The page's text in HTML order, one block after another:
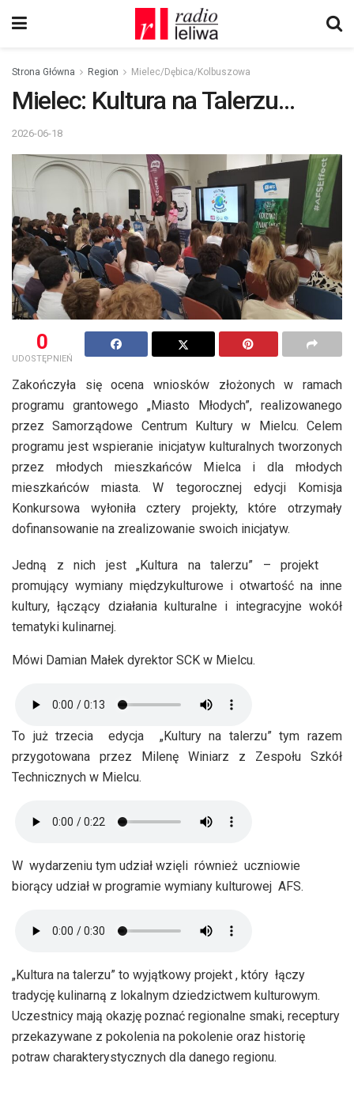
Strona Główna Region Mielec/Dębica/Kolbuszowa
Mielec: Kultura na Talerzu…
2026-06-18
0
UDOSTĘPNIEŃ
Zakończyła się ocena wniosków złożonych w ramach
programu grantowego „Miasto Młodych”, realizowanego
przez Samorządowe Centrum Kultury w Mielcu. Celem
programu jest wspieranie inicjatyw kulturalnych tworzonych
przez młodych mieszkańców Mielca i dla młodych
mieszkańców miasta. W tegorocznej edycji Komisja
Konkursowa wyłoniła cztery projekty, które otrzymały
dofinansowanie na zrealizowanie swoich inicjatyw.
Jedną z nich jest „Kultura na talerzu” – projekt
promujący wymiany międzykulturowe i otwartość na inne
kultury, łączący działania kulturalne i integracyjne wokół
tematyki kulinarnej.
Mówi Damian Małek dyrektor SCK w Mielcu.
To już trzecia edycja „Kultury na talerzu” tym razem
przygotowana przez Milenę Winiarz z Zespołu Szkół
Technicznych w Mielcu.
W wydarzeniu tym udział wzięli również uczniowie
biorący udział w programie wymiany kulturowej AFS.
„Kultura na talerzu” to wyjątkowy projekt , który łączy
tradycję kulinarną z lokalnym dziedzictwem kulturowym.
Uczestnicy mają okazję poznać regionalne smaki, receptury
przekazywane z pokolenia na pokolenie oraz historię
potraw charakterystycznych dla danego regionu.